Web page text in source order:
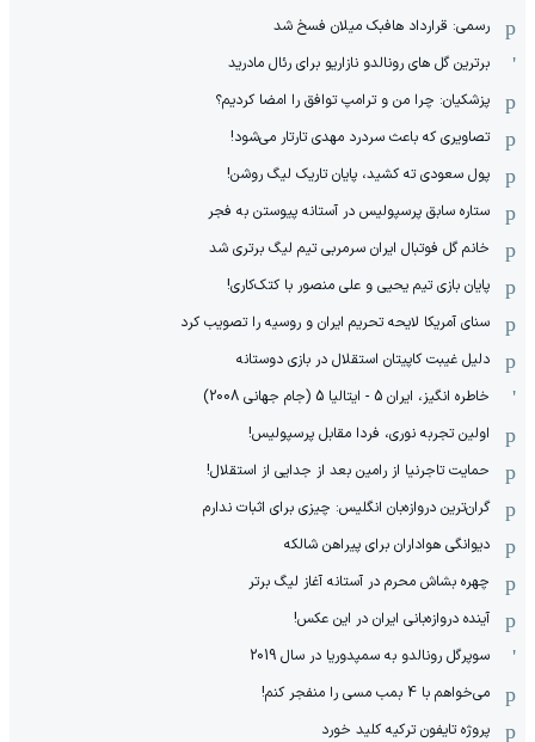
رسمی: قرارداد هافبک میلان فسخ شد
برترین گل های رونالدو نازاریو برای رئال مادرید
پزشکیان: چرا من و ترامپ توافق را امضا کردیم؟
تصاویری که باعث سردرد مهدی تارتار می‌شود!
پول سعودی ته کشید، پایان تاریک لیگ روشن!
ستاره سابق پرسپولیس در آستانه پیوستن به فجر
خانم گل فوتبال ایران سرمربی تیم لیگ برتری شد
پایان بازی تیم یحیی و علی منصور با کتک‌کاری!
سنای آمریکا لایحه تحریم ایران و روسیه را تصویب کرد
دلیل غیبت کاپیتان استقلال در بازی دوستانه
خاطره انگیز، ایران 5 - ایتالیا 5 (جام جهانی 2008)
اولین تجربه نوری، فردا مقابل پرسپولیس!
حمایت تاجرنیا از رامین بعد از جدایی از استقلال!
گران‌ترین دروازه‌بان انگلیس: چیزی برای اثبات ندارم
دیوانگی هواداران برای پیراهن شالکه
چهره بشاش محرم در آستانه آغاز لیگ برتر
آینده دروازه‌بانی ایران در این عکس!
سوپرگل رونالدو به سمپدوریا در سال 2019
می‌خواهم با 4 بمب مسی را منفجر کنم!
پروژه تایفون ترکیه کلید خورد